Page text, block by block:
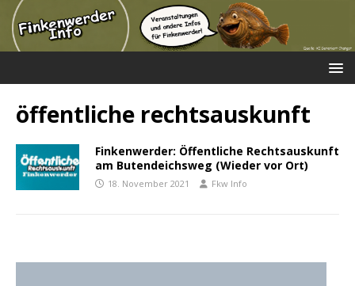
öffentliche rechtsauskunft
Finkenwerder: Öffentliche Rechtsauskunft
am Butendeichsweg (Wieder vor Ort)
18. November 2021 Fkw Info